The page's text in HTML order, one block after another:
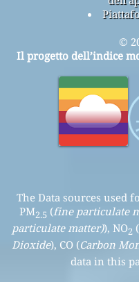
©
Il progetto dell’indice
The Data sources used
PM2.5 (fine particulate
particulate matter)), NO2 (
Dioxide), CO (Carbon
data in this